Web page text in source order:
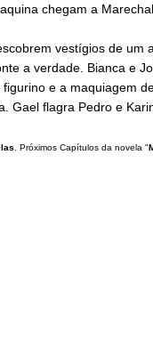
chegam a
vestígios de um
a verdade. Bianca e
e a maquiagem
Gael flagra Pedro e
. Próximos Capítulos da novela "